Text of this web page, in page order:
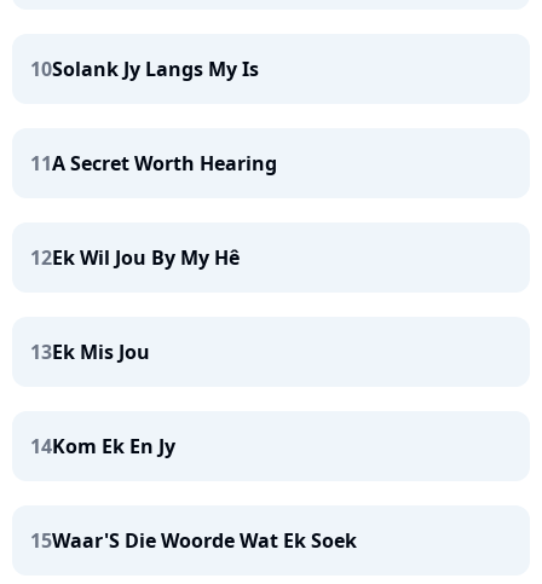
10Solank Jy Langs My Is
11A Secret Worth Hearing
12Ek Wil Jou By My Hê
13Ek Mis Jou
14Kom Ek En Jy
15Waar'S Die Woorde Wat Ek Soek